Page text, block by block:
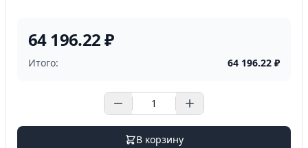
64 196.22 ₽
Итого: 64 196.22 ₽
В корзину